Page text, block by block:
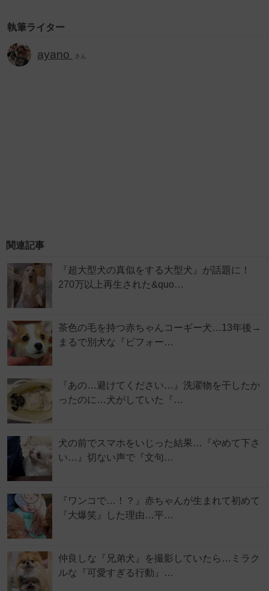
執筆ライター
ayano さん
関連記事
『超大型犬の真似をする大型犬』が話題に！
270万以上再生された&quo…
茶色の毛を持つ赤ちゃんコーギー犬…13年後→
まるで別犬な『ビフォー…
『あの…避けてください…』洗濯物を干したか
ったのに…犬がしていた『…
犬の前でスマホをいじった結果…『やめて下さ
い…』切ない声で『文句…
『ワンコで…！？』赤ちゃんが生まれて初めて
『大爆笑』した理由…平…
仲良しな『兄弟犬』を撮影していたら…ミラク
ルな『可愛すぎる行動』…